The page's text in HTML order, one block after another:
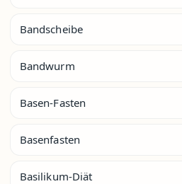
Bandscheibe
Bandwurm
Basen-Fasten
Basenfasten
Basilikum-Diät